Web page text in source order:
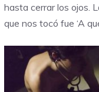
hasta cerrar los ojos.
que nos tocó fue ‘A